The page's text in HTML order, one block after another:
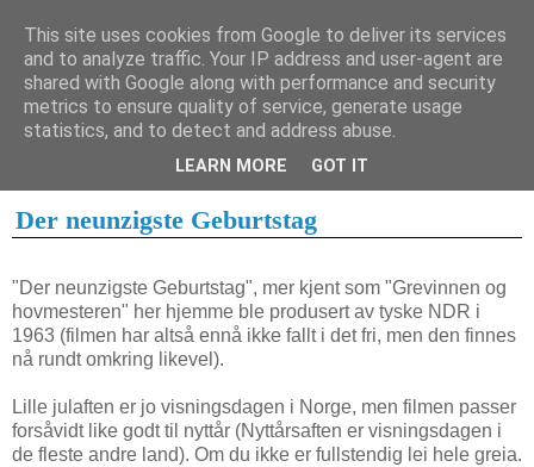
1. desember 2006
Der neunzigste Geburtstag
"Der neunzigste Geburtstag", mer kjent som "Grevinnen og
hovmesteren" her hjemme ble produsert av tyske NDR i
1963 (filmen har altså ennå ikke fallt i det fri, men den finnes
nå rundt omkring likevel).
Lille julaften er jo visningsdagen i Norge, men filmen passer
forsåvidt like godt til nyttår (Nyttårsaften er visningsdagen i
de fleste andre land). Om du ikke er fullstendig lei hele greia.
This site uses cookies from Google to deliver its services
and to analyze traffic. Your IP address and user-agent are
shared with Google along with performance and security
metrics to ensure quality of service, generate usage
statistics, and to detect and address abuse.
LEARN MORE GOT IT